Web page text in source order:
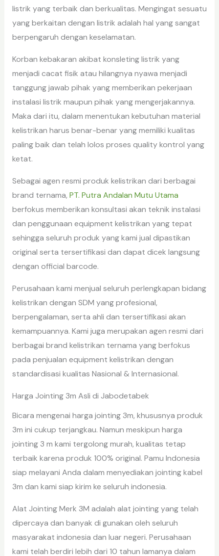
listrik yang terbaik dan berkualitas. Mengingat sesuatu
yang berkaitan dengan listrik adalah hal yang sangat
berpengaruh dengan keselamatan.
Korban kebakaran akibat konsleting listrik yang
menjadi cacat fisik atau hilangnya nyawa menjadi
tanggung jawab pihak yang memberikan pekerjaan
instalasi listrik maupun pihak yang mengerjakannya.
Maka dari itu, dalam menentukan kebutuhan material
kelistrikan harus benar-benar yang memiliki kualitas
paling baik dan telah lolos proses quality kontrol yang
ketat.
Sebagai agen resmi produk kelistrikan dari berbagai
brand ternama, PT. Putra Andalan Mutu Utama
berfokus memberikan konsultasi akan teknik instalasi
dan penggunaan equipment kelistrikan yang tepat
sehingga seluruh produk yang kami jual dipastikan
original serta tersertifikasi dan dapat dicek langsung
dengan official barcode.
Perusahaan kami menjual seluruh perlengkapan bidang
kelistrikan dengan SDM yang profesional,
berpengalaman, serta ahli dan tersertifikasi akan
kemampuannya. Kami juga merupakan agen resmi dari
berbagai brand kelistrikan ternama yang berfokus
pada penjualan equipment kelistrikan dengan
standardisasi kualitas Nasional & Internasional.
Harga Jointing 3m Asli di Jabodetabek
Bicara mengenai harga jointing 3m, khususnya produk
3m ini cukup terjangkau. Namun meskipun harga
jointing 3 m kami tergolong murah, kualitas tetap
terbaik karena produk 100% original. Pamu Indonesia
siap melayani Anda dalam menyediakan jointing kabel
3m dan kami siap kirim ke seluruh indonesia.
Alat Jointing Merk 3M adalah alat jointing yang telah
dipercaya dan banyak di gunakan oleh seluruh
masyarakat indonesia dan luar negeri. Perusahaan
kami telah berdiri lebih dari 10 tahun lamanya dalam